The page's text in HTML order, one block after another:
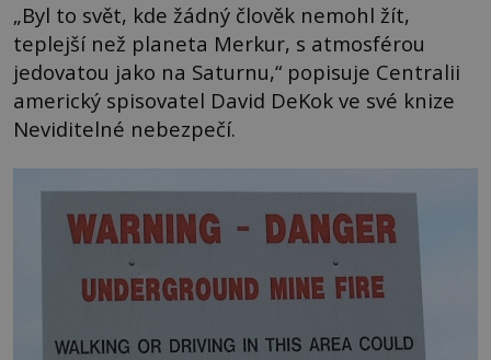
„Byl to svět, kde žádný člověk nemohl žít,
teplejší než planeta Merkur, s atmosférou
jedovatou jako na Saturnu,“ popisuje Centralii
americký spisovatel David DeKok ve své knize
Neviditelné nebezpečí.